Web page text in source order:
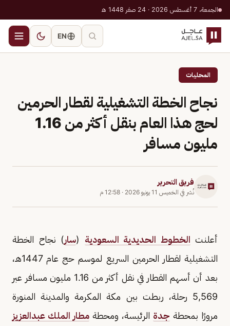
الجمعة، 7 أغسطس 2026 · 24 صفر 1448 هـ
EN
المحليات
نجاح الخطة التشغيلية لقطار الحرمين
لحج هذا العام بنقل أكثر من 1.16
مليون مسافر
فريق التحرير
نُشر في الخميس 11 يونيو 2026 · 12:58 م
أعلنت الخطوط الحديدية السعودية (سار) نجاح الخطة
التشغيلية لقطار الحرمين السريع لموسم حج عام 1447هـ،
بعد أن أسهم القطار في نقل أكثر من 1.16 مليون مسافر عبر
5,569 رحلة، ربطت بين مكة المكرمة والمدينة المنورة
مرورًا بمحطة جدة الرئيسة، ومحطة مطار الملك عبدالعزيز